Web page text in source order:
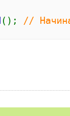
(); //